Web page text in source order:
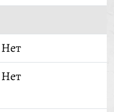
Нет
Нет